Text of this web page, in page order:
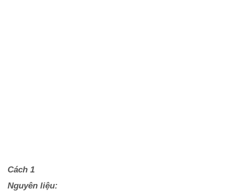
Cách 1
Nguyên liệu: